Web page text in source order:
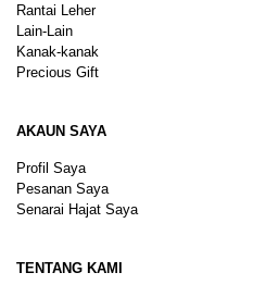
Rantai Leher
Lain-Lain
Kanak-kanak
Precious Gift
AKAUN SAYA
Profil Saya
Pesanan Saya
Senarai Hajat Saya
TENTANG KAMI